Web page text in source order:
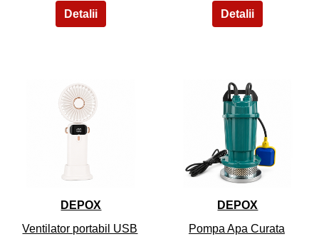
7
DEPOX
Ventilator portabil USB
DEPOX
Pompa Apa Curata